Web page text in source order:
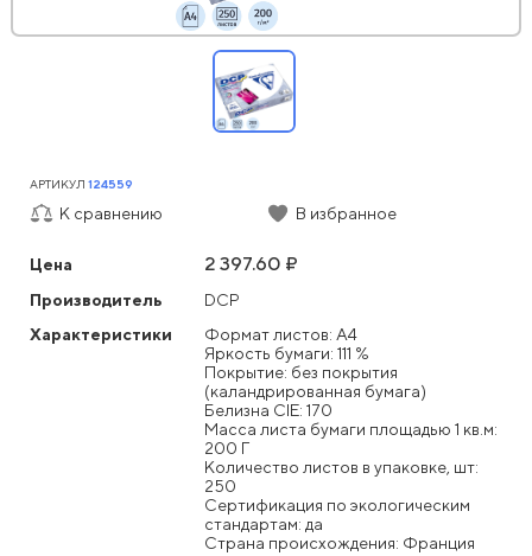
Цена 2 397.60 ₽
Производитель
DCP
Характеристики
Формат листов: А4
Яркость бумаги: 111 %
Покрытие: без покрытия
(каландрированная бумага)
Белизна CIE: 170
Масса листа бумаги площадью 1 кв.м:
200 Г
Количество листов в упаковке, шт:
250
Сертификация по экологическим
стандартам: да
Страна происхождения: Франция
АРТИКУЛ 124559
К сравнению В избранное